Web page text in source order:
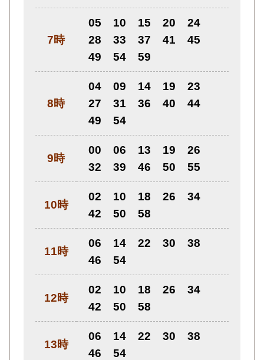
7時
05 10 15 20
24
28
33 37 41
45
49
54 59
8時
04 09 14 19
23
27
31 36 40
44
49
54
9時
00 06 13 19
26
32
39 46 50 55
10時
02 10 18 26
34
42
50 58
11時
06 14 22 30
38
46
54
12時
02 10 18 26
34
42
50 58
13時
06 14 22 30
38
46
54